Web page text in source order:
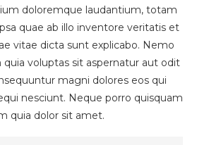
doloremque laudantium, totam
quae ab illo inventore veritatis et
vitae dicta sunt explicabo. Nemo
voluptas sit aspernatur aut odit
magni dolores eos qui
nesciunt. Neque porro quisquam
quia dolor sit amet.